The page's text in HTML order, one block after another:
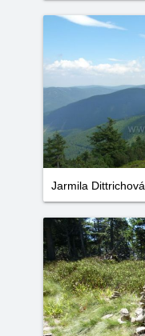
Jarmila Dittrichová